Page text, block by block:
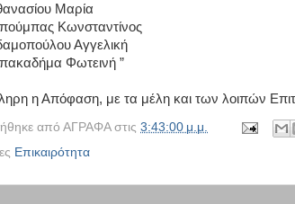
Μαρία
Κωνσταντίνος
Αγγελική
Φωτεινή ”
η Απόφαση, με τα μέλη και των λοιπών
από ΑΓΡΑΦΑ στις 3:43:00 μ.μ.
Επικαιρότητα